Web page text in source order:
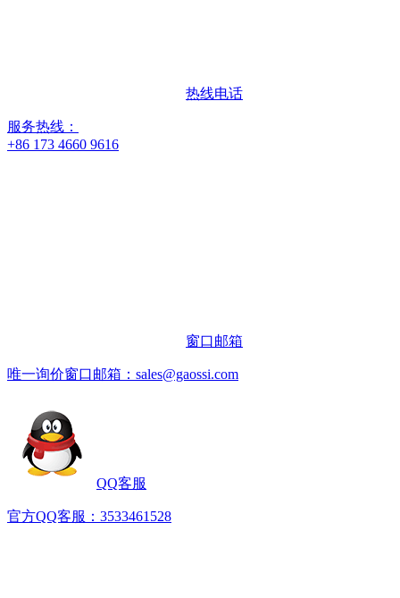
热线电话
服务热线：
+86 173 4660 9616
窗口邮箱
唯一询价窗口邮箱：sales@gaossi.com
QQ客服
官方QQ客服：3533461528